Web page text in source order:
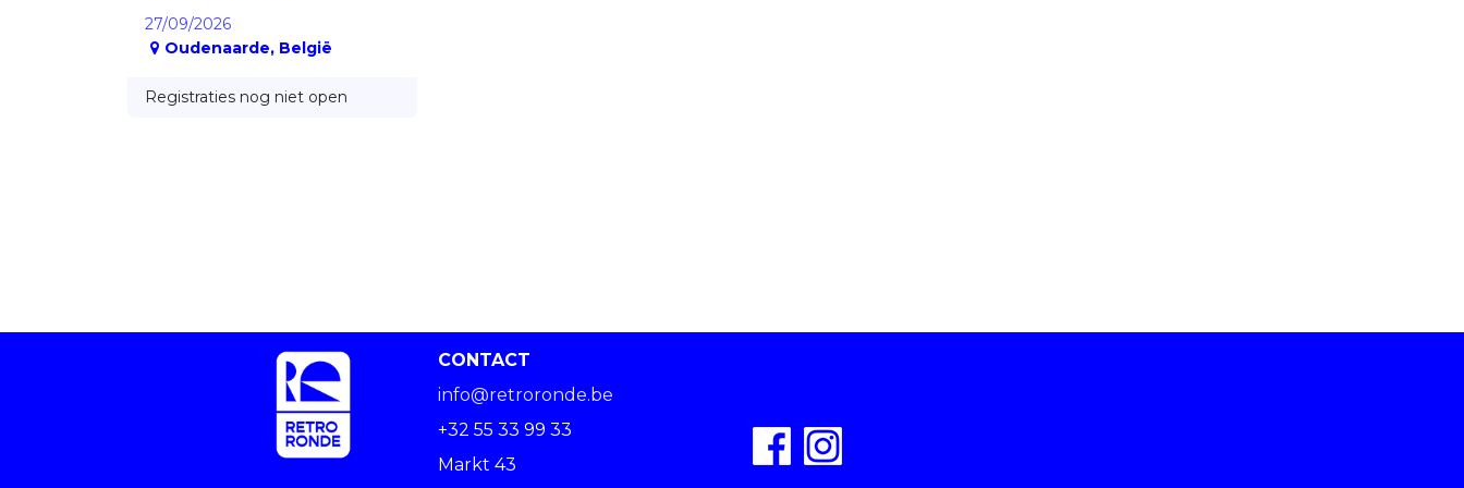
27/09/2026
Oudenaarde, België
Registraties nog niet open
CONTACT
info@retroronde.be
+32 55 33 99 33
Markt 43